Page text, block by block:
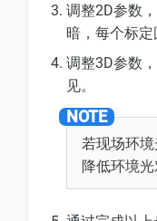
调整2D参数
暗，每个标定
调整3D参数
见。
若现场环
降低环境光